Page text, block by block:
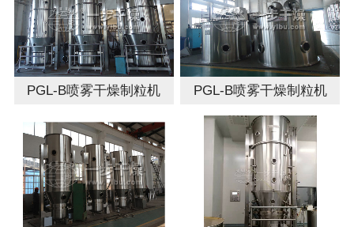
PGL-B喷雾干燥制粒机 PGL-B喷雾干燥制粒机